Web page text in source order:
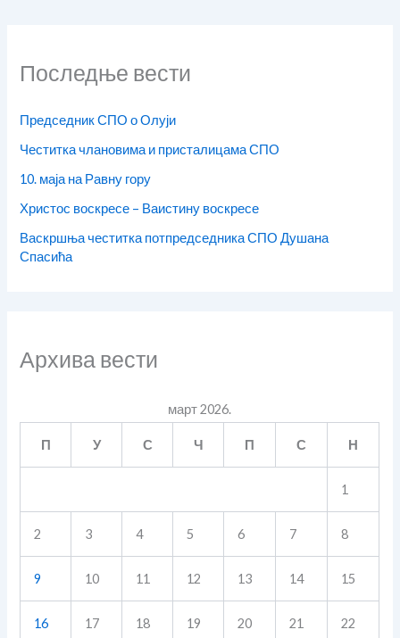
Последње вести
Председник СПО о Олуји
Честитка члановима и присталицама СПО
10. маја на Равну гору
Христос воскресе – Ваистину воскресе
Васкршња честитка потпредседника СПО Душана
Спасића
Архива вести
март 2026.
П У С Ч П С Н
1
2 3 4 5 6 7 8
9 10 11 12 13 14 15
16 17 18 19 20 21 22